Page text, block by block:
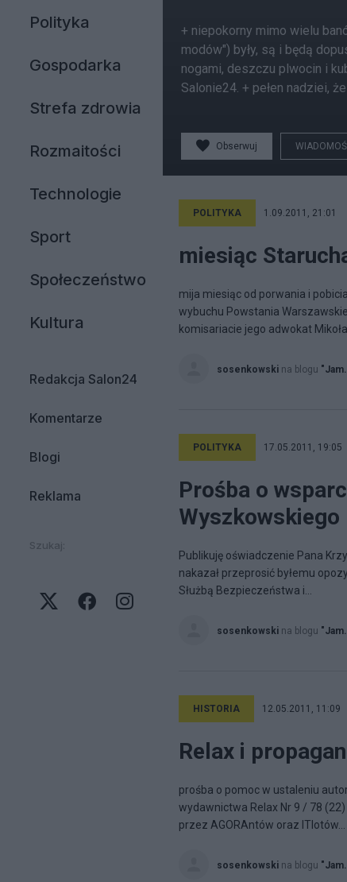
Polityka
Gospodarka
Strefa zdrowia
Rozmaitości
Technologie
Sport
Społeczeństwo
Kultura
Redakcja Salon24
Komentarze
Blogi
Reklama
Szukaj:
+ niepokorny mimo wielu
modów") były, są i będą
nogami, deszczu plwocin i
Salonie24. + pełen nadziei,
Obserwuj
POLITYKA 1.09.2011, 21:01
miesiąc
mija miesiąc od porwania i
wybuchu Powstania
komisariacie jego adwokat
sosenkowski na blogu
POLITYKA 17.05.2011, 19:05
Prośba o
Wyszkowskiego
Publikuję oświadczenie Pana
nakazał przeprosić byłemu
Służbą Bezpieczeństwa i...
sosenkowski na blogu
HISTORIA 12.05.2011, 11:09
Relax i
prośba o pomoc w ustaleniu
wydawnictwa Relax Nr 9 / 78
przez AGORAntów oraz ITIotów...
sosenkowski na blogu